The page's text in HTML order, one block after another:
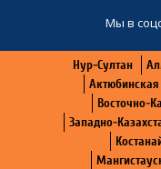
Мы в
Нур-Султан
Актюбинская
Восточно-
Западно-